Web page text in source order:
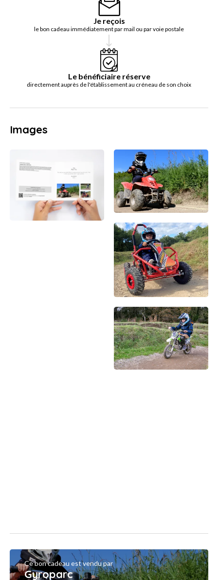
Je reçois
le bon cadeau immédiatement par mail ou par voie postale
Le bénéficiaire réserve
directement auprès de l'établissement au créneau de son choix
Images
Ce bon cadeau est vendu par
Gyroparc